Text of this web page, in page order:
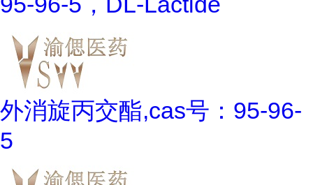
外消旋丙交酯,cas号：95-96-
5